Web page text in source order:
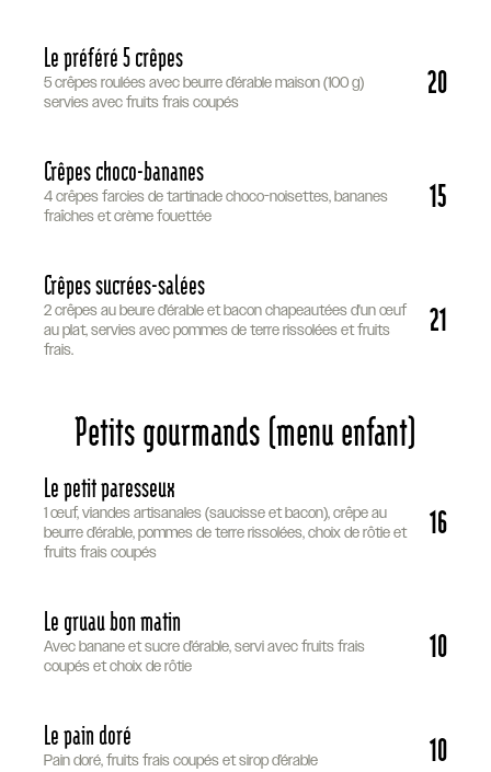
Le préféré 5 crêpes
5 crêpes roulées avec beurre d’érable maison (100 g)
servies avec fruits frais coupés
20
Crêpes choco-bananes
4 crêpes farcies de tartinade choco-noisettes, bananes
fraîches et crème fouettée
15
Crêpes sucrées-salées
2 crêpes au beure d'érable et bacon chapeautées d'un œuf
au plat, servies avec pommes de terre rissolées et fruits
frais.
21
Petits gourmands (menu enfant)
Le petit paresseux
1 œuf, viandes artisanales (saucisse et bacon), crêpe au
beurre d’érable, pommes de terre rissolées, choix de rôtie et
fruits frais coupés
16
Le gruau bon matin
Avec banane et sucre d’érable, servi avec fruits frais
coupés et choix de rôtie
10
Le pain doré
Pain doré, fruits frais coupés et sirop d’érable 10